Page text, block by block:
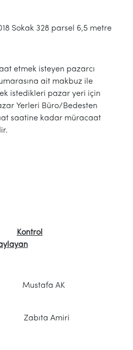
Sokak 328 parsel 6,5 metre
etmek isteyen pazarcı
ait makbuz ile
istedikleri pazar yeri için
Yerleri Büro/Bedesten
saatine kadar müracaat
Kontrol
Mustafa AK
Zabıta Amiri